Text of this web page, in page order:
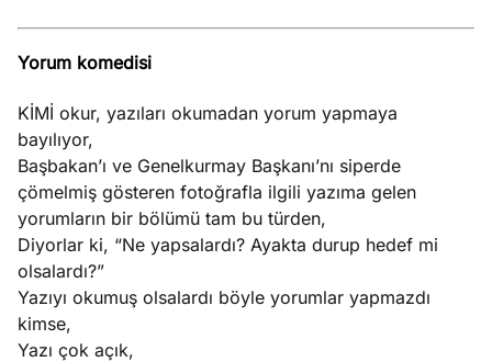
Yorum komedisi
KİMİ okur, yazıları okumadan yorum yapmaya
bayılıyor,
Başbakan’ı ve Genelkurmay Başkanı’nı siperde
çömelmiş gösteren fotoğrafla ilgili yazıma gelen
yorumların bir bölümü tam bu türden,
Diyorlar ki, “Ne yapsalardı? Ayakta durup hedef mi
olsalardı?”
Yazıyı okumuş olsalardı böyle yorumlar yapmazdı
kimse,
Yazı çok açık,